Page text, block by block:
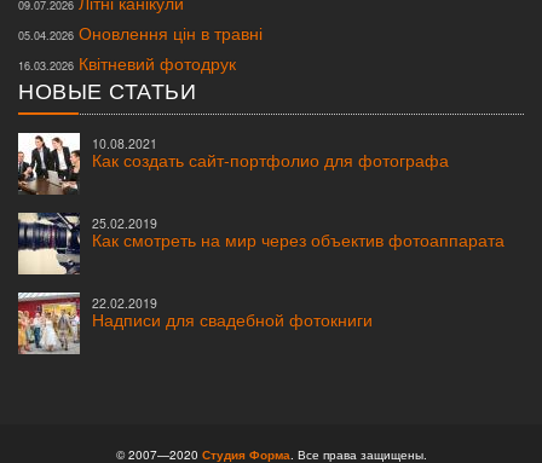
09.07.2026
05.04.2026 Оновлення цін в травні
16.03.2026 Квітневий фотодрук
НОВЫЕ СТАТЬИ
10.08.2021
Как создать сайт-портфолио для фотографа
25.02.2019
Как смотреть на мир через объектив фотоаппарата
22.02.2019
Надписи для свадебной фотокниги
© 2007—2020 Студия Форма . Все права защищены.